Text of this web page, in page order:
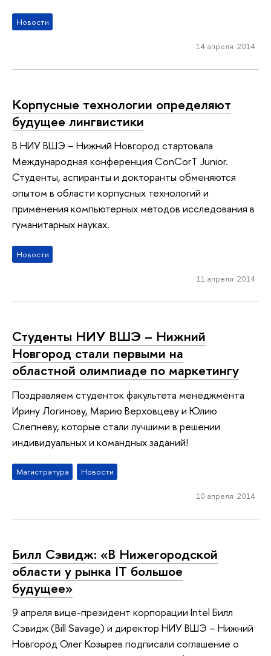
Новости
14 апреля 2014
Корпусные технологии определяют
будущее лингвистики
В НИУ ВШЭ – Нижний Новгород стартовала
Международная конференция ConCorT Junior.
Студенты, аспиранты и докторанты обменяются
опытом в области корпусных технологий и
применения компьютерных методов исследования в
гуманитарных науках.
Новости
11 апреля 2014
Студенты НИУ ВШЭ – Нижний
Новгород стали первыми на
областной олимпиаде по маркетингу
Поздравляем студенток факультета менеджмента
Ирину Логинову, Марию Верховцеву и Юлию
Слепневу, которые стали лучшими в решении
индивидуальных и командных заданий!
Магистратура Новости
10 апреля 2014
Билл Сэвидж: «В Нижегородской
области у рынка IT большое
будущее»
9 апреля вице-президент корпорации Intel Билл
Сэвидж (Bill Savage) и директор НИУ ВШЭ – Нижний
Новгород Олег Козырев подписали соглашение о